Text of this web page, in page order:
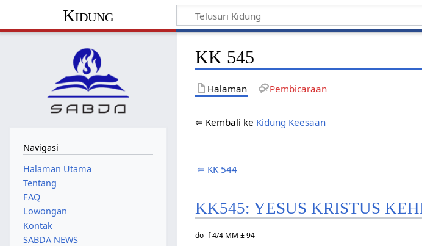
Kidung
KK 545
Halaman Pembicaraan
⇦ Kembali ke Kidung Keesaan
⇦ KK 544
KK545: YESUS KRISTUS
do=f 4/4 MM ± 94
Navigasi
Halaman Utama
Tentang
FAQ
Lowongan
Kontak
SABDA NEWS